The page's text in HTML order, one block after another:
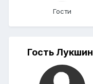
Гости
Гость Лукшин